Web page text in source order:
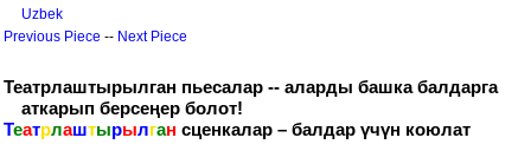
Uzbek
Previous Piece -- Next Piece
Театрлаштырылган пьесалар -- аларды башка балдарга
аткарып берсеңер болот!
Театрлаштырылган сценкалар – балдар үчүн коюлат